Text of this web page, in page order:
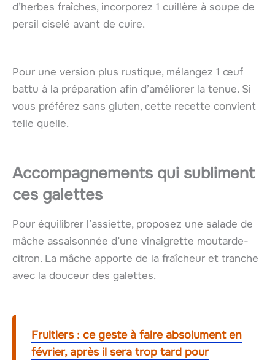
d’herbes fraîches, incorporez 1 cuillère à soupe de
persil ciselé avant de cuire.
Pour une version plus rustique, mélangez 1 œuf
battu à la préparation afin d’améliorer la tenue. Si
vous préférez sans gluten, cette recette convient
telle quelle.
Accompagnements qui subliment
ces galettes
Pour équilibrer l’assiette, proposez une salade de
mâche assaisonnée d’une vinaigrette moutarde-
citron. La mâche apporte de la fraîcheur et tranche
avec la douceur des galettes.
Fruitiers : ce geste à faire absolument en
février, après il sera trop tard pour